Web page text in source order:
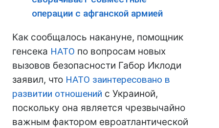
операции с афганской армией
Как сообщалось накануне, помощник
генсека НАТО по вопросам новых
вызовов безопасности Габор Иклоди
заявил, что НАТО заинтересовано в
развитии отношений с Украиной,
поскольку она является чрезвычайно
важным фактором евроатлантической